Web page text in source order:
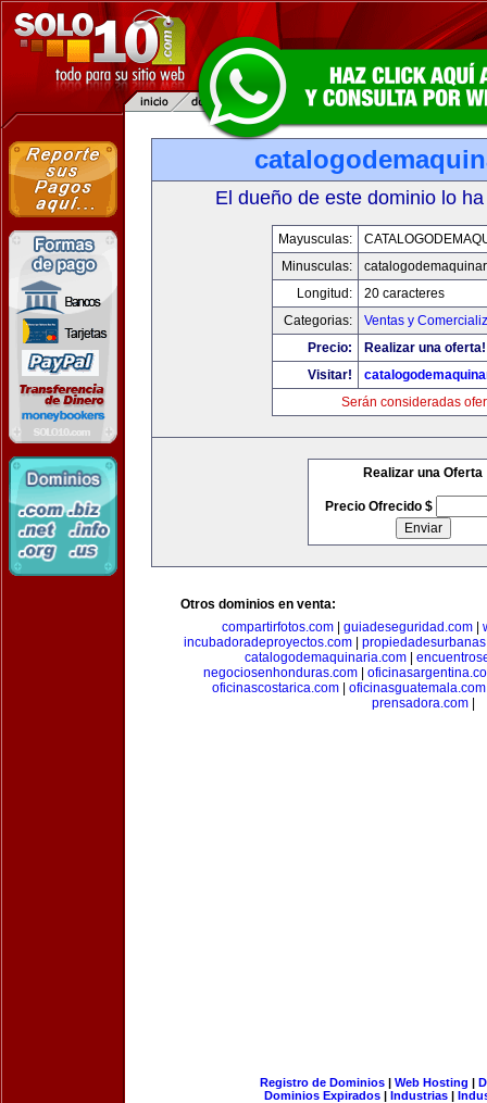
El dueño de este dominio lo
Mayusculas:
Minusculas:
Longitud:
20 caracteres
Categorias:
Ventas y
Precio:
Realizar una oferta!
Visitar!
Serán consideradas
Realizar una Oferta
Precio Ofrecido $
Otros dominios en venta:
compartirfotos.com| guiadeseguridad.com|
incubadoradeproyectos.com
catalogodemaquinaria.com|
negociosenhonduras.com
oficinascostarica.com
oficinasguatemala.com
prensadora.com|
Registro de Dominios| Web Hosting |
Dominios Expirados | Industrias |